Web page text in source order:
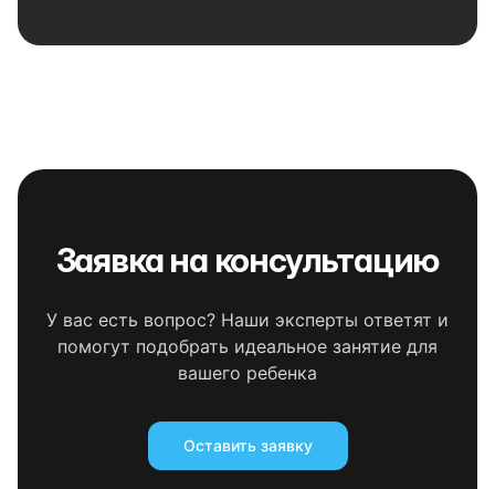
Заявка на консультацию
У вас есть вопрос? Наши эксперты ответят и
помогут подобрать идеальное занятие для
вашего ребенка
Оставить заявку